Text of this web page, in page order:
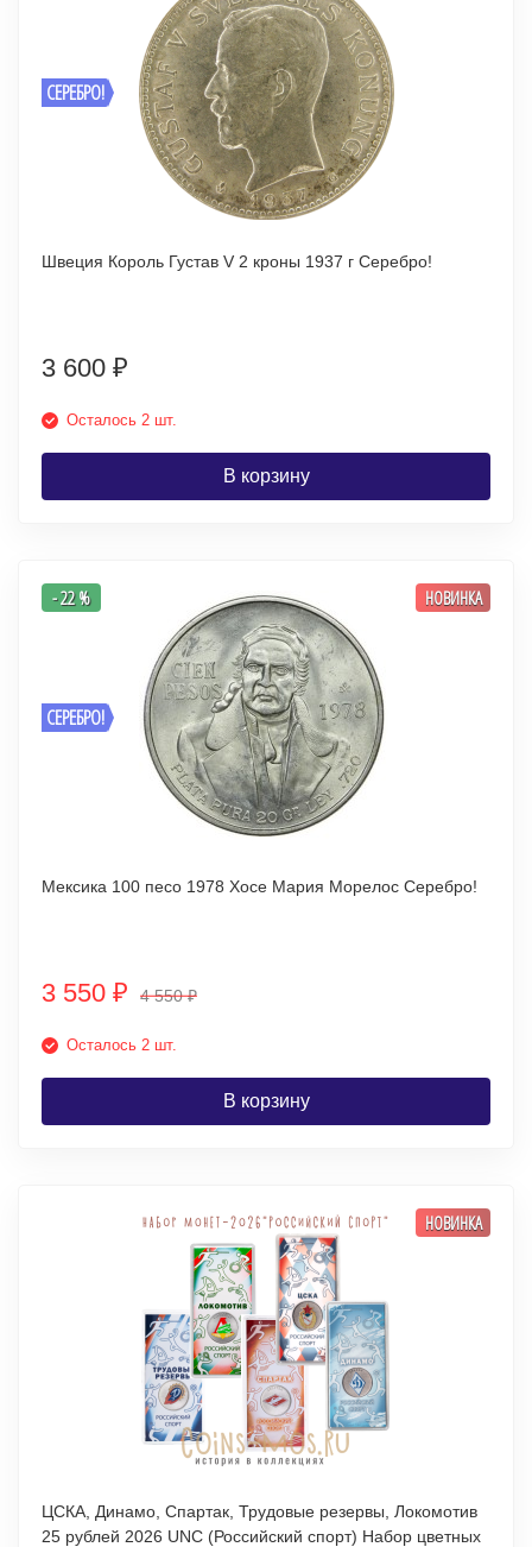
СЕРЕБРО!
Швеция Король Густав V 2 кроны 1937 г Серебро!
3 600 ₽
Осталось 2 шт.
В корзину
СЕРЕБРО!
- 22 % НОВИНКА
Мексика 100 песо 1978 Хосе Мария Морелос Серебро!
3 550 ₽ 4 550₽
Осталось 2 шт.
В корзину
НОВИНКА
ЦСКА, Динамо, Спартак, Трудовые резервы, Локомотив
25 рублей 2026 UNC (Российский спорт) Набор цветных